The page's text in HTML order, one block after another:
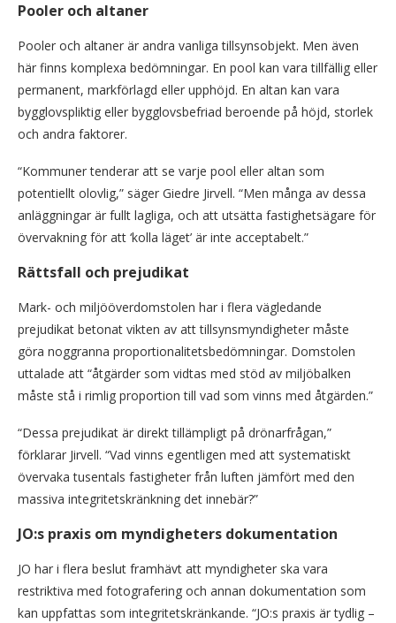
Pooler och altaner
Pooler och altaner är andra vanliga tillsynsobjekt. Men även
här finns komplexa bedömningar. En pool kan vara tillfällig eller
permanent, markförlagd eller upphöjd. En altan kan vara
bygglovspliktig eller bygglovsbefriad beroende på höjd, storlek
och andra faktorer.
“Kommuner tenderar att se varje pool eller altan som
potentiellt olovlig,” säger Giedre Jirvell. “Men många av dessa
anläggningar är fullt lagliga, och att utsätta fastighetsägare för
övervakning för att ‘kolla läget’ är inte acceptabelt.”
Rättsfall och prejudikat
Mark- och miljööverdomstolen har i flera vägledande
prejudikat betonat vikten av att tillsynsmyndigheter måste
göra noggranna proportionalitetsbedömningar. Domstolen
uttalade att “åtgärder som vidtas med stöd av miljöbalken
måste stå i rimlig proportion till vad som vinns med åtgärden.”
“Dessa prejudikat är direkt tillämpligt på drönarfrågan,”
förklarar Jirvell. “Vad vinns egentligen med att systematiskt
övervaka tusentals fastigheter från luften jämfört med den
massiva integritetskränkning det innebär?”
JO:s praxis om myndigheters dokumentation
JO har i flera beslut framhävt att myndigheter ska vara
restriktiva med fotografering och annan dokumentation som
kan uppfattas som integritetskränkande. “JO:s praxis är tydlig –